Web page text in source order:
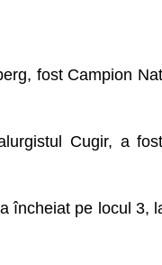
fost Campion
Cugir, a
încheiat pe locul 3,